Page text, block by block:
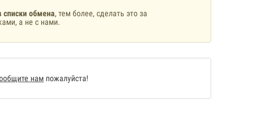
обмена, тем более, сделать это за
а не с нами.
нам пожалуйста!